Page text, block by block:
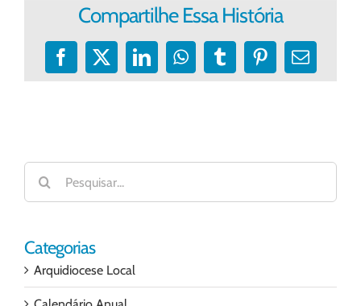
Compartilhe Essa História
Facebook
X LinkedInWhatsApp
TumblrPinterest
E-
Buscar
resultados
para:
Categorias
Arquidiocese Local